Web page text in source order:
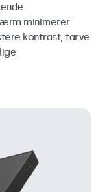
minimerer
kontrast, farve